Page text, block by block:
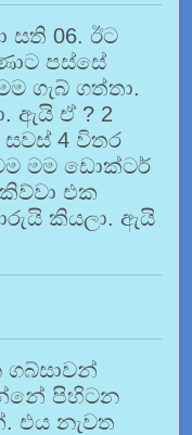
06. ඊට
පස්සේ
ගැබ් ගත්තා.
ඇයි ඒ ? 2
4 විතර
මම ඩොක්ටර්
එක
කියලා. ඇයි
පිහිටන
එය නැවත